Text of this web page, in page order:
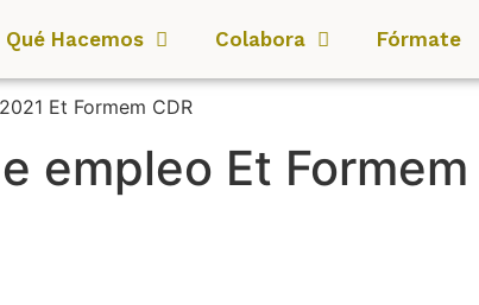
Qué Hacemos Colabora Fórmate
empleo Et Formem